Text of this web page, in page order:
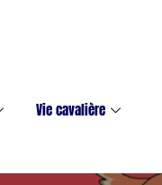
Vie cavalière